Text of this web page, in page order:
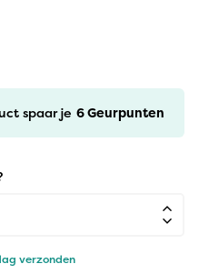
spaar je 6Geurpunten
verzonden